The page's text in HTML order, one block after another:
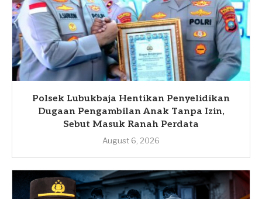
Polsek Lubukbaja Hentikan Penyelidikan
Dugaan Pengambilan Anak Tanpa Izin,
Sebut Masuk Ranah Perdata
August 6, 2026